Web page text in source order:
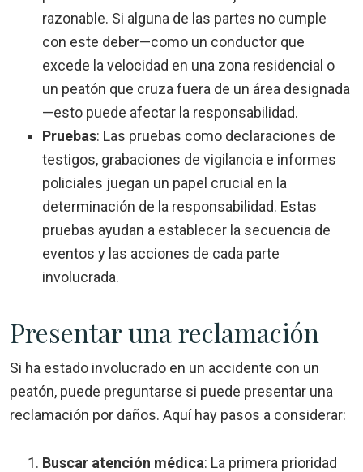
razonable. Si alguna de las partes no cumple
con este deber—como un conductor que
excede la velocidad en una zona residencial o
un peatón que cruza fuera de un área designada
—esto puede afectar la responsabilidad.
Pruebas: Las pruebas como declaraciones de
testigos, grabaciones de vigilancia e informes
policiales juegan un papel crucial en la
determinación de la responsabilidad. Estas
pruebas ayudan a establecer la secuencia de
eventos y las acciones de cada parte
involucrada.
Presentar una reclamación
Si ha estado involucrado en un accidente con un
peatón, puede preguntarse si puede presentar una
reclamación por daños. Aquí hay pasos a considerar:
Buscar atención médica: La primera prioridad